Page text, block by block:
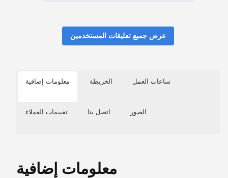
عرض جميع تعليقات المستخدمين
معلومات إضافية الخريطة ساعات العمل
تقييمات العملاء اتصل بنا الصور
معلومات إضافية